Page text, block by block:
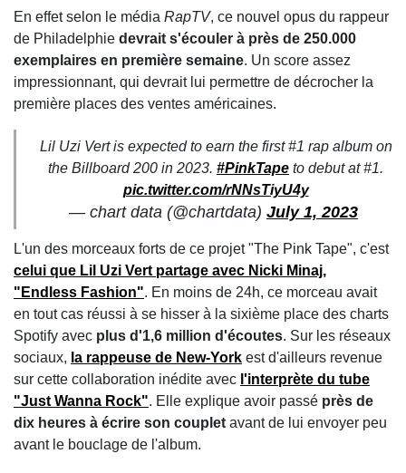
En effet selon le média RapTV, ce nouvel opus du rappeur
de Philadelphie devrait s'écouler à près de 250.000
exemplaires en première semaine. Un score assez
impressionnant, qui devrait lui permettre de décrocher la
première places des ventes américaines.
Lil Uzi Vert is expected to earn the first #1 rap album on
the Billboard 200 in 2023. #PinkTape to debut at #1.
pic.twitter.com/rNNsTiyU4y
— chart data (@chartdata) July 1, 2023
L'un des morceaux forts de ce projet "The Pink Tape", c'est
celui que Lil Uzi Vert partage avec Nicki Minaj,
"Endless Fashion". En moins de 24h, ce morceau avait
en tout cas réussi à se hisser à la sixième place des charts
Spotify avec plus d'1,6 million d'écoutes. Sur les réseaux
sociaux, la rappeuse de New-York est d'ailleurs revenue
sur cette collaboration inédite avec l'interprète du tube
"Just Wanna Rock". Elle explique avoir passé près de
dix heures à écrire son couplet avant de lui envoyer peu
avant le bouclage de l'album.